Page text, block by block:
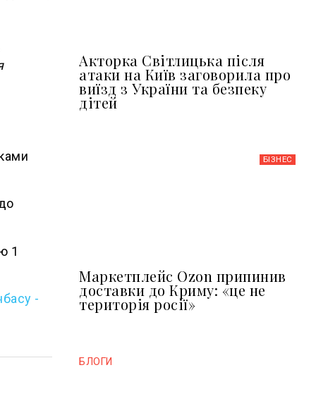
1
-
Акторка Світлицька після
атаки на Київ заговорила про
виїзд з України та безпеку
дітей
БІЗНЕС
Маркетплейс Ozon припинив
доставки до Криму: «це не
територія росії»
БЛОГИ